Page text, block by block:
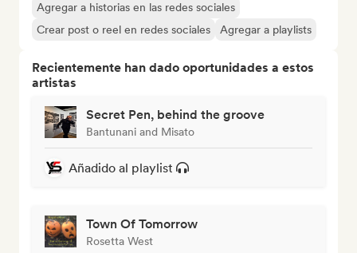
Agregar a historias en las redes sociales
Crear post o reel en redes sociales
Agregar a playlists
Recientemente han dado oportunidades a estos
artistas
Secret Pen, behind the groove
Bantunani and Misato
Añadido al playlist
Town Of Tomorrow
Rosetta West